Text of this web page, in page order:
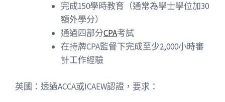
完成150學時教育（通常為學士學位加30
額外學分）
通過四部分CPA考試
在持牌CPA監督下完成至少2,000小時審
計工作經驗
英國：透過ACCA或ICAEW認證，要求：